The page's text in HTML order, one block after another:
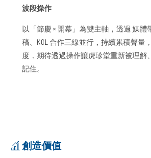
波段操作
以「節慶 × 開幕」為雙主軸，透過 媒體
稿、KOL 合作三線並行，持續累積聲量
度，期待透過操作讓虎珍堂重新被理解
記住。
創造價值